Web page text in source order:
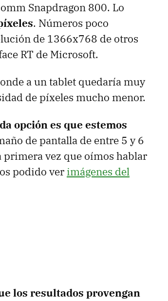
Snapdragon 800. Lo
. Números poco
de 1366x768 de otros
RT de Microsoft.
a un tablet quedaría muy
de píxeles mucho menor.
opción es que estemos
de pantalla de entre 5 y 6
primera vez que oímos hablar
podido ver imágenes del
los resultados provengan